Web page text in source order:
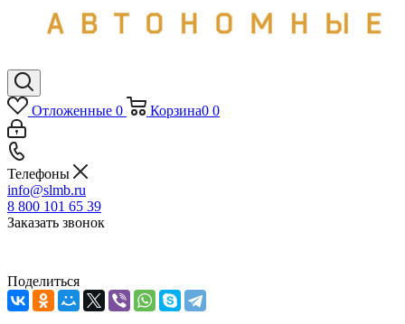
Отложенные 0 Корзина0 0
Телефоны
info@slmb.ru
8 800 101 65 39
Заказать звонок
Поделиться